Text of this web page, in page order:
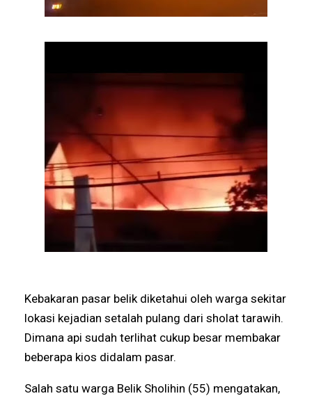
Kebakaran pasar belik diketahui oleh warga sekitar
lokasi kejadian setalah pulang dari sholat tarawih.
Dimana api sudah terlihat cukup besar membakar
beberapa kios didalam pasar.
Salah satu warga Belik Sholihin (55) mengatakan,